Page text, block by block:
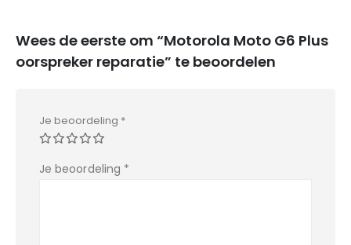
Wees de eerste om “Motorola Moto G6 Plus
oorspreker reparatie” te beoordelen
Je beoordeling *
Je beoordeling *